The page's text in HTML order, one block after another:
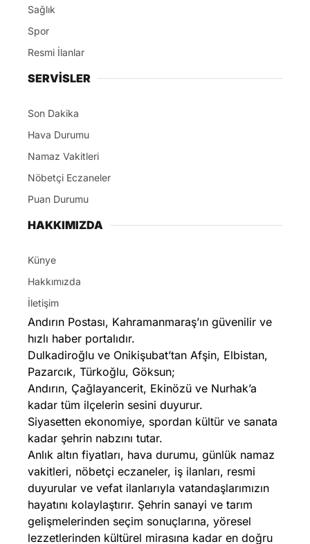
Sağlık
Spor
Resmi İlanlar
SERVİSLER
Son Dakika
Hava Durumu
Namaz Vakitleri
Nöbetçi Eczaneler
Puan Durumu
HAKKIMIZDA
Künye
Hakkımızda
İletişim
Andırın Postası, Kahramanmaraş’ın güvenilir ve
hızlı haber portalıdır.
Dulkadiroğlu ve Onikişubat’tan Afşin, Elbistan,
Pazarcık, Türkoğlu, Göksun;
Andırın, Çağlayancerit, Ekinözü ve Nurhak’a
kadar tüm ilçelerin sesini duyurur.
Siyasetten ekonomiye, spordan kültür ve sanata
kadar şehrin nabzını tutar.
Anlık altın fiyatları, hava durumu, günlük namaz
vakitleri, nöbetçi eczaneler, iş ilanları, resmi
duyurular ve vefat ilanlarıyla vatandaşlarımızın
hayatını kolaylaştırır. Şehrin sanayi ve tarım
gelişmelerinden seçim sonuçlarına, yöresel
lezzetlerinden kültürel mirasına kadar en doğru